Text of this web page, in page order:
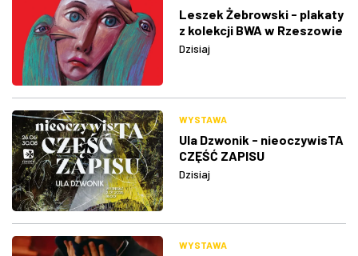
Leszek Żebrowski - plakaty
z kolekcji BWA w Rzeszowie
Dzisiaj
WYSTAWA
Ula Dzwonik - nieoczywisTA
CZĘŚĆ ZAPISU
Dzisiaj
WYSTAWA